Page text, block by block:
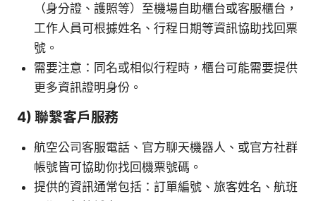
（身分證、護照等）至機場自助櫃台或客服櫃台，
工作人員可根據姓名、行程日期等資訊協助找回票
號。
需要注意：同名或相似行程時，櫃台可能需要提供
更多資訊證明身份。
4) 聯繫客戶服務
航空公司客服電話、官方聊天機器人、或官方社群
帳號皆可協助你找回機票號碼。
提供的資訊通常包括：訂單編號、旅客姓名、航班